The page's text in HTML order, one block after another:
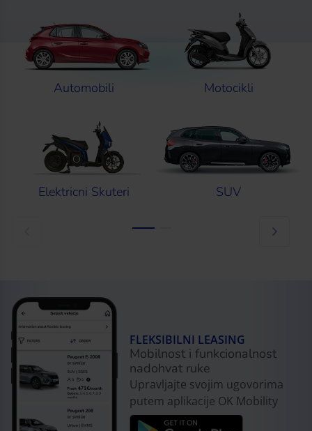
Automobili Motocikli
Elektricni Skuteri SUV
FLEKSIBILNI LEASING
Mobilnost i funkcionalnost
nadohvat ruke
Upravljajte svojim ugovorima
putem aplikacije OK Mobility